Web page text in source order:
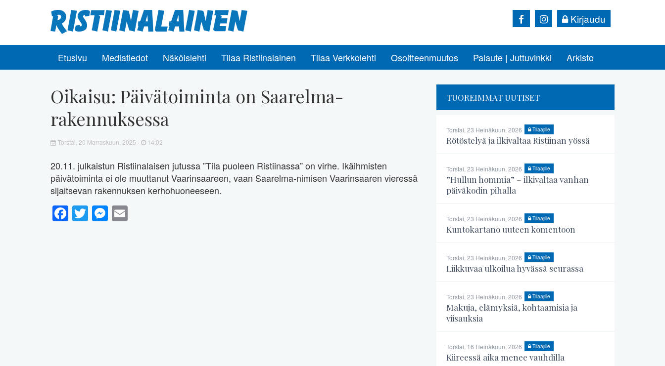
Kirjaudu
Etusivu Mediatiedot Näköislehti Tilaa Ristiinalainen Tilaa Verkkolehti Osoitteenmuutos Palaute | Juttuvinkki Arkisto
Oikaisu: Päivätoiminta on Saarelma-
rakennuksessa
Torstai, 20 Marraskuun, 2025 - 14:02
20.11. julkaistun Ristiinalaisen jutussa ”Tila puoleen Ristiinassa” on virhe. Ikäihmisten
päivätoiminta ei ole muuttanut Vaarinsaareen, vaan Saarelma-nimisen Vaarinsaaren vieressä
sijaitsevan rakennuksen kerhohuoneeseen.
Facebook
TwitterMessenger
TUOREIMMAT UUTISET
Torstai, 23 Heinäkuun, 2026 Tilaajille
Rötöstelyä ja ilkivaltaa Ristiinan yössä
Torstai, 23 Heinäkuun, 2026 Tilaajille
”Hullun hommia” – ilkivaltaa vanhan
päiväkodin pihalla
Torstai, 23 Heinäkuun, 2026 Tilaajille
Kuntokartano uuteen komentoon
Torstai, 23 Heinäkuun, 2026 Tilaajille
Liikkuvaa ulkoilua hyvässä seurassa
Torstai, 23 Heinäkuun, 2026 Tilaajille
Makuja, elämyksiä, kohtaamisia ja
viisauksia
Torstai, 16 Heinäkuun, 2026 Tilaajille
Kiireessä aika menee vauhdilla